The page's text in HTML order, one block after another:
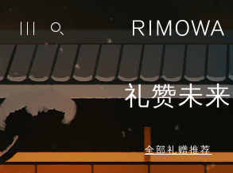
礼赞未来
全部礼赠推荐